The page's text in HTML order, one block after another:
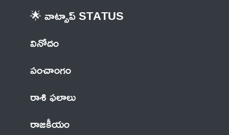
🌟 వాట్సాప్ STATUS
వినోదం
పంచాంగం
రాశి ఫలాలు
రాజకీయం